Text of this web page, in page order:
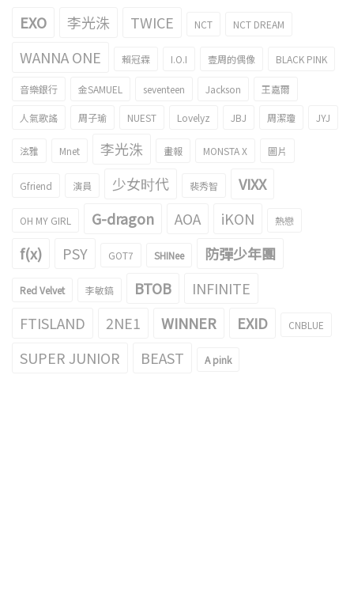
EXO 李光洙 TWICE NCT NCT DREAM
WANNA ONE 賴冠霖 I.O.I 壹周的偶像 BLACK PINK
音樂銀行 金SAMUEL seventeen Jackson 王嘉爾
人氣歌謠 周子瑜 NUEST Lovelyz JBJ 周潔瓊 JYJ
泫雅 Mnet 李光洙 畫報 MONSTA X 圖片
Gfriend 演員 少女时代 裴秀智 VIXX
OH MY GIRL G-dragon AOA iKON 熱戀
f(x) PSY GOT7 SHINee 防彈少年團
Red Velvet 李敏鎬 BTOB
INFINITE
FTISLAND
2NE1 WINNER EXID CNBLUE
SUPER JUNIOR BEAST A pink